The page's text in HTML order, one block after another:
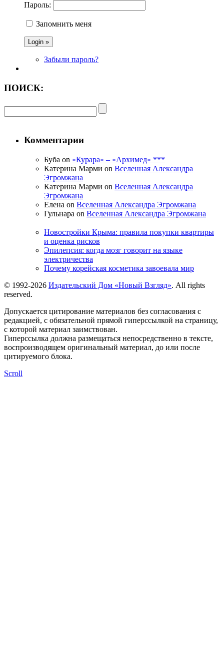
Пароль:
Запомнить меня
Забыли пароль?
ПОИСК:
Комментарии
Буба on «Курара» – «Архимед» ***
Катерина Марми on Вселенная Александра
Эгромжана
Катерина Марми on Вселенная Александра
Эгромжана
Елена on Вселенная Александра Эгромжана
Гульнара on Вселенная Александра Эгромжана
Новостройки Крыма: правила покупки квартиры
и оценка рисков
Эпилепсия: когда мозг говорит на языке
электричества
Почему корейская косметика завоевала мир
© 1992-2026 Издательский Дом «Новый Взгляд». All rights
reserved.
Допускается цитирование материалов без согласования с
редакцией, с обязательной прямой гиперссылкой на страницу,
с которой материал заимствован.
Гиперссылка должна размещаться непосредственно в тексте,
воспроизводящем оригинальный материал, до или после
цитируемого блока.
Scroll